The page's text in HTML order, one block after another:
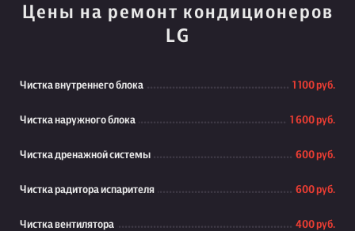
Цены на ремонт кондиционеров
LG
Чистка внутреннего блока 1 100 руб.
Чистка наружного блока 1 600 руб.
Чистка дренажной системы 600 руб.
Чистка радитора испарителя 600 руб.
Чистка вентилятора 400 руб.